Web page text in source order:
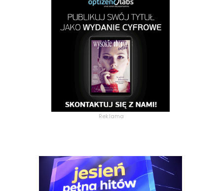
Reklama